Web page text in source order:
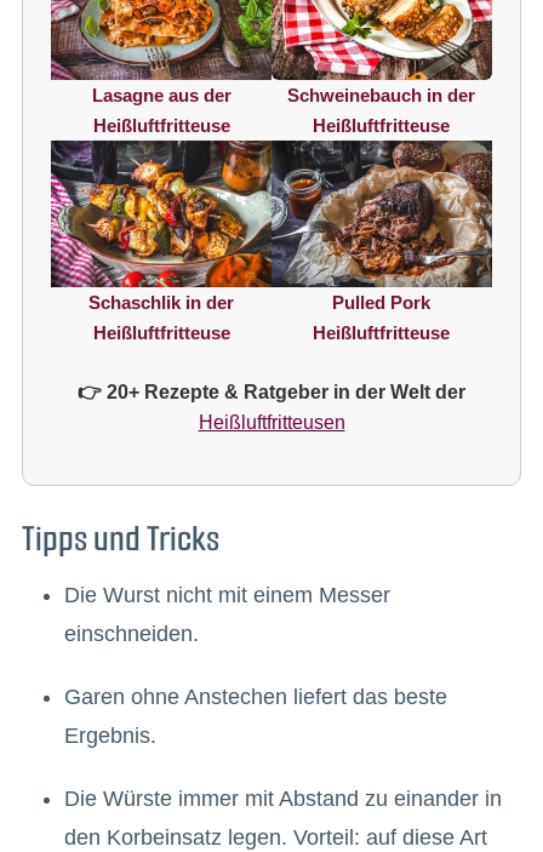
Lasagne aus der
Heißluftfritteuse
Schweinebauch in der
Heißluftfritteuse
Schaschlik in der
Heißluftfritteuse
Pulled Pork
Heißluftfritteuse
👉 20+ Rezepte & Ratgeber in der Welt der
Heißluftfritteusen
Tipps und Tricks
Die Wurst nicht mit einem Messer
einschneiden.
Garen ohne Anstechen liefert das beste
Ergebnis.
Die Würste immer mit Abstand zu einander in
den Korbeinsatz legen. Vorteil: auf diese Art